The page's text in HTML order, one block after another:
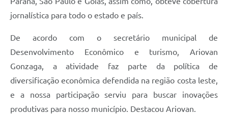
jornalística para todo o estado e país.
De acordo com o secretário municipal de
Desenvolvimento Econômico e turismo, Ariovan
Gonzaga, a atividade faz parte da política de
diversificação econômica defendida na região costa leste,
e a nossa participação serviu para buscar inovações
produtivas para nosso município. Destacou Ariovan.